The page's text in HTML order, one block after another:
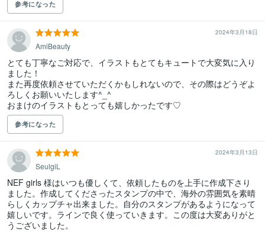
参考になった
2024年3月18日
AmiBeauty
とても丁寧なご対応で、イラストもとてもキュートで大変気に入り
ました！
また再度依頼させていただくかもしれないので、その際はどうぞよ
ろしくお願いいたします^_^
おまけのイラストもとっても嬉しかったです♡
参考になった
2024年3月13日
SeulgiL
NEF girls 様はいつも優しくて、依頼したものを上手に作成下さり
ました。作成してくださったスタンプの中で、海外の雰囲気を素晴
らしくカップチャ出来ました。自分のスタンプがあるようになって
嬉しいです。ラインで良く使っていきます。この度は大変ありがと
うございました。